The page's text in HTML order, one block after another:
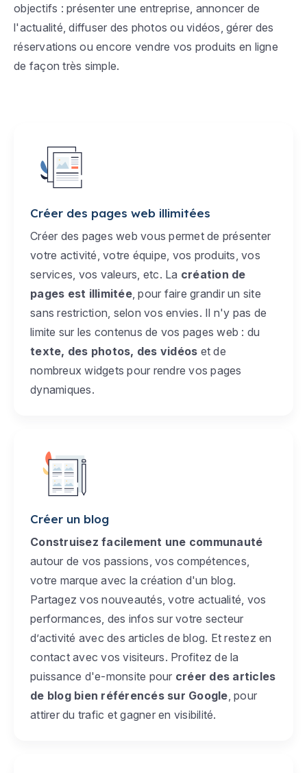
objectifs : présenter une entreprise, annoncer de
l'actualité, diffuser des photos ou vidéos, gérer des
réservations ou encore vendre vos produits en ligne
de façon très simple.
Créer des pages web illimitées
Créer des pages web vous permet de présenter
votre activité, votre équipe, vos produits, vos
services, vos valeurs, etc. La création de
pages est illimitée, pour faire grandir un site
sans restriction, selon vos envies. Il n'y pas de
limite sur les contenus de vos pages web : du
texte, des photos, des vidéos et de
nombreux widgets pour rendre vos pages
dynamiques.
Créer un blog
Construisez facilement une communauté
autour de vos passions, vos compétences,
votre marque avec la création d'un blog.
Partagez vos nouveautés, votre actualité, vos
performances, des infos sur votre secteur
d’activité avec des articles de blog. Et restez en
contact avec vos visiteurs. Profitez de la
puissance d'e-monsite pour créer des articles
de blog bien référencés sur Google , pour
attirer du trafic et gagner en visibilité.